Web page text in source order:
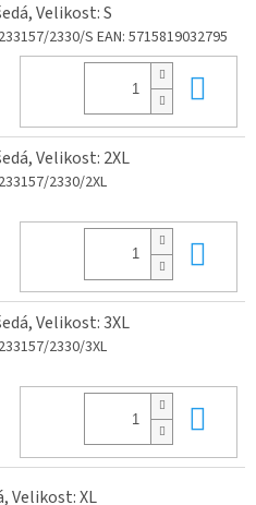
Velikost: S
2330/S EAN: 5715819032795
Velikost: 2XL
2330/2XL
Velikost: 3XL
2330/3XL
Velikost: XL